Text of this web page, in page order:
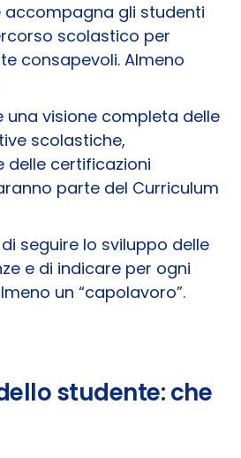
gli studenti
scolastico per
consapevoli. Almeno
una visione completa delle
scolastiche,
delle certificazioni
parte del Curriculum
seguire lo sviluppo delle
e di indicare per ogni
un “capolavoro”.
studente: che